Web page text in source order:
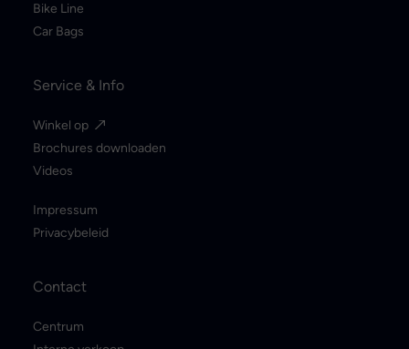
Bike Line
Car Bags
Service & Info
Winkel op
Brochures downloaden
Videos
Impressum
Privacybeleid
Contact
Centrum